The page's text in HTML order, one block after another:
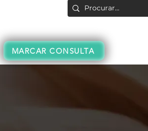
MARCAR CONSULTA